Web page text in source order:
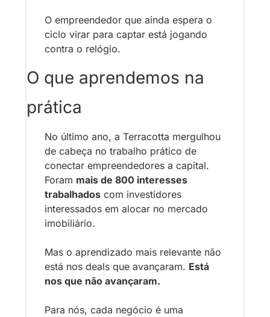
O empreendedor que ainda espera o
ciclo virar para captar está jogando
contra o relógio.
O que aprendemos na
prática
No último ano, a Terracotta mergulhou
de cabeça no trabalho prático de
conectar empreendedores a capital.
Foram mais de 800 interesses
trabalhados com investidores
interessados em alocar no mercado
imobiliário.
Mas o aprendizado mais relevante não
está nos deals que avançaram. Está
nos que não avançaram.
Para nós, cada negócio é uma